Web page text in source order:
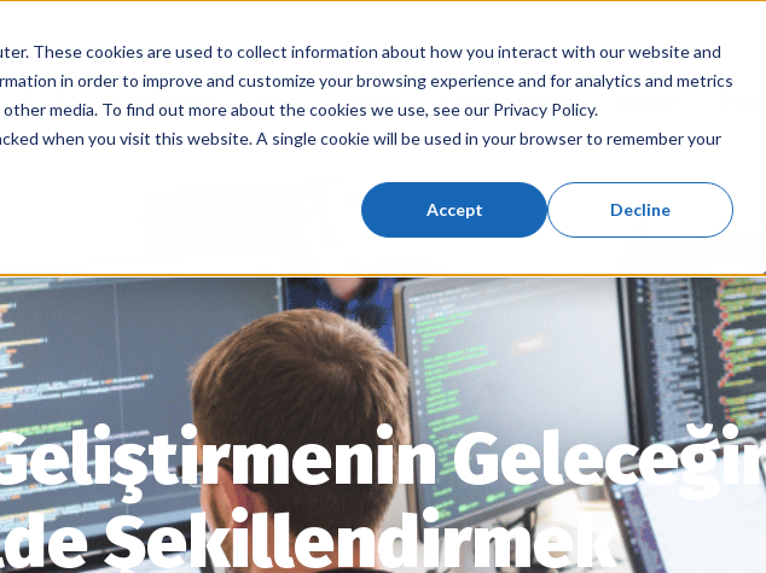
These cookies are used to collect information about how you interact with our website and
in order to improve and customize your browsing experience and for analytics and metrics
media. To find out more about the cookies we use, see our Privacy Policy.
when you visit this website. A single cookie will be used in your browser to remember your
Accept Decline
Hizmetler Ürün Ortaklık Çalışma Modeli
Geliştirmenin
Şekillendirmek